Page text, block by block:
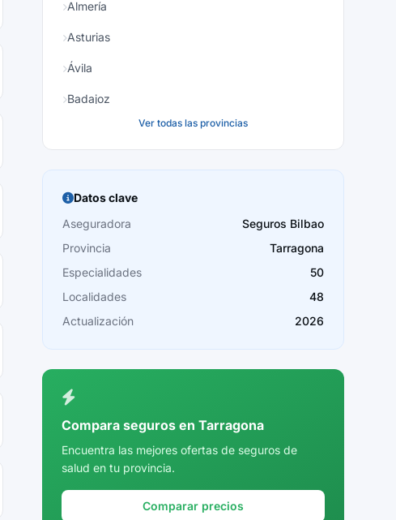
Almería
Asturias
Ávila
Badajoz
Burgos
Cáceres
Cádiz
Cantabria
Castellón
Córdoba
Cuenca
Girona
Ver todas las provincias
Datos clave
Aseguradora
Seguros Bilbao
Provincia
Tarragona
Especialidades
50
Localidades
48
Actualización
2026
Compara seguros en Tarragona
Encuentra las mejores ofertas de seguros de
salud en tu provincia.
Comparar precios